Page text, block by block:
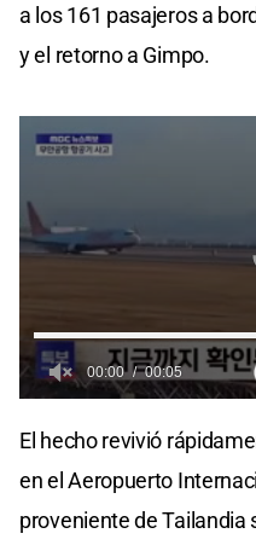
a los 161 pasajeros a
y el retorno a Gimpo.
of
seconds
00:00 00:05
El hecho revivió
en el Aeropuerto
proveniente de Tailandia